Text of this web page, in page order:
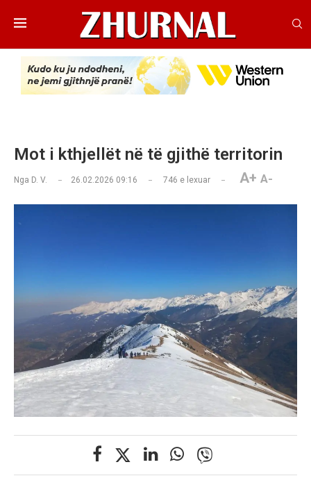
Mot i kthjellët në të gjithë territorin
Nga D. V. 26.02.2026 09:16 746 e lexuar A+ A-